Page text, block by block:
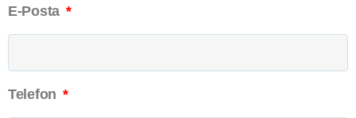
E-Posta
Telefon